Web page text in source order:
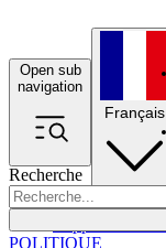
Open sub
navigation
Recherche
Français
POLITIQUE